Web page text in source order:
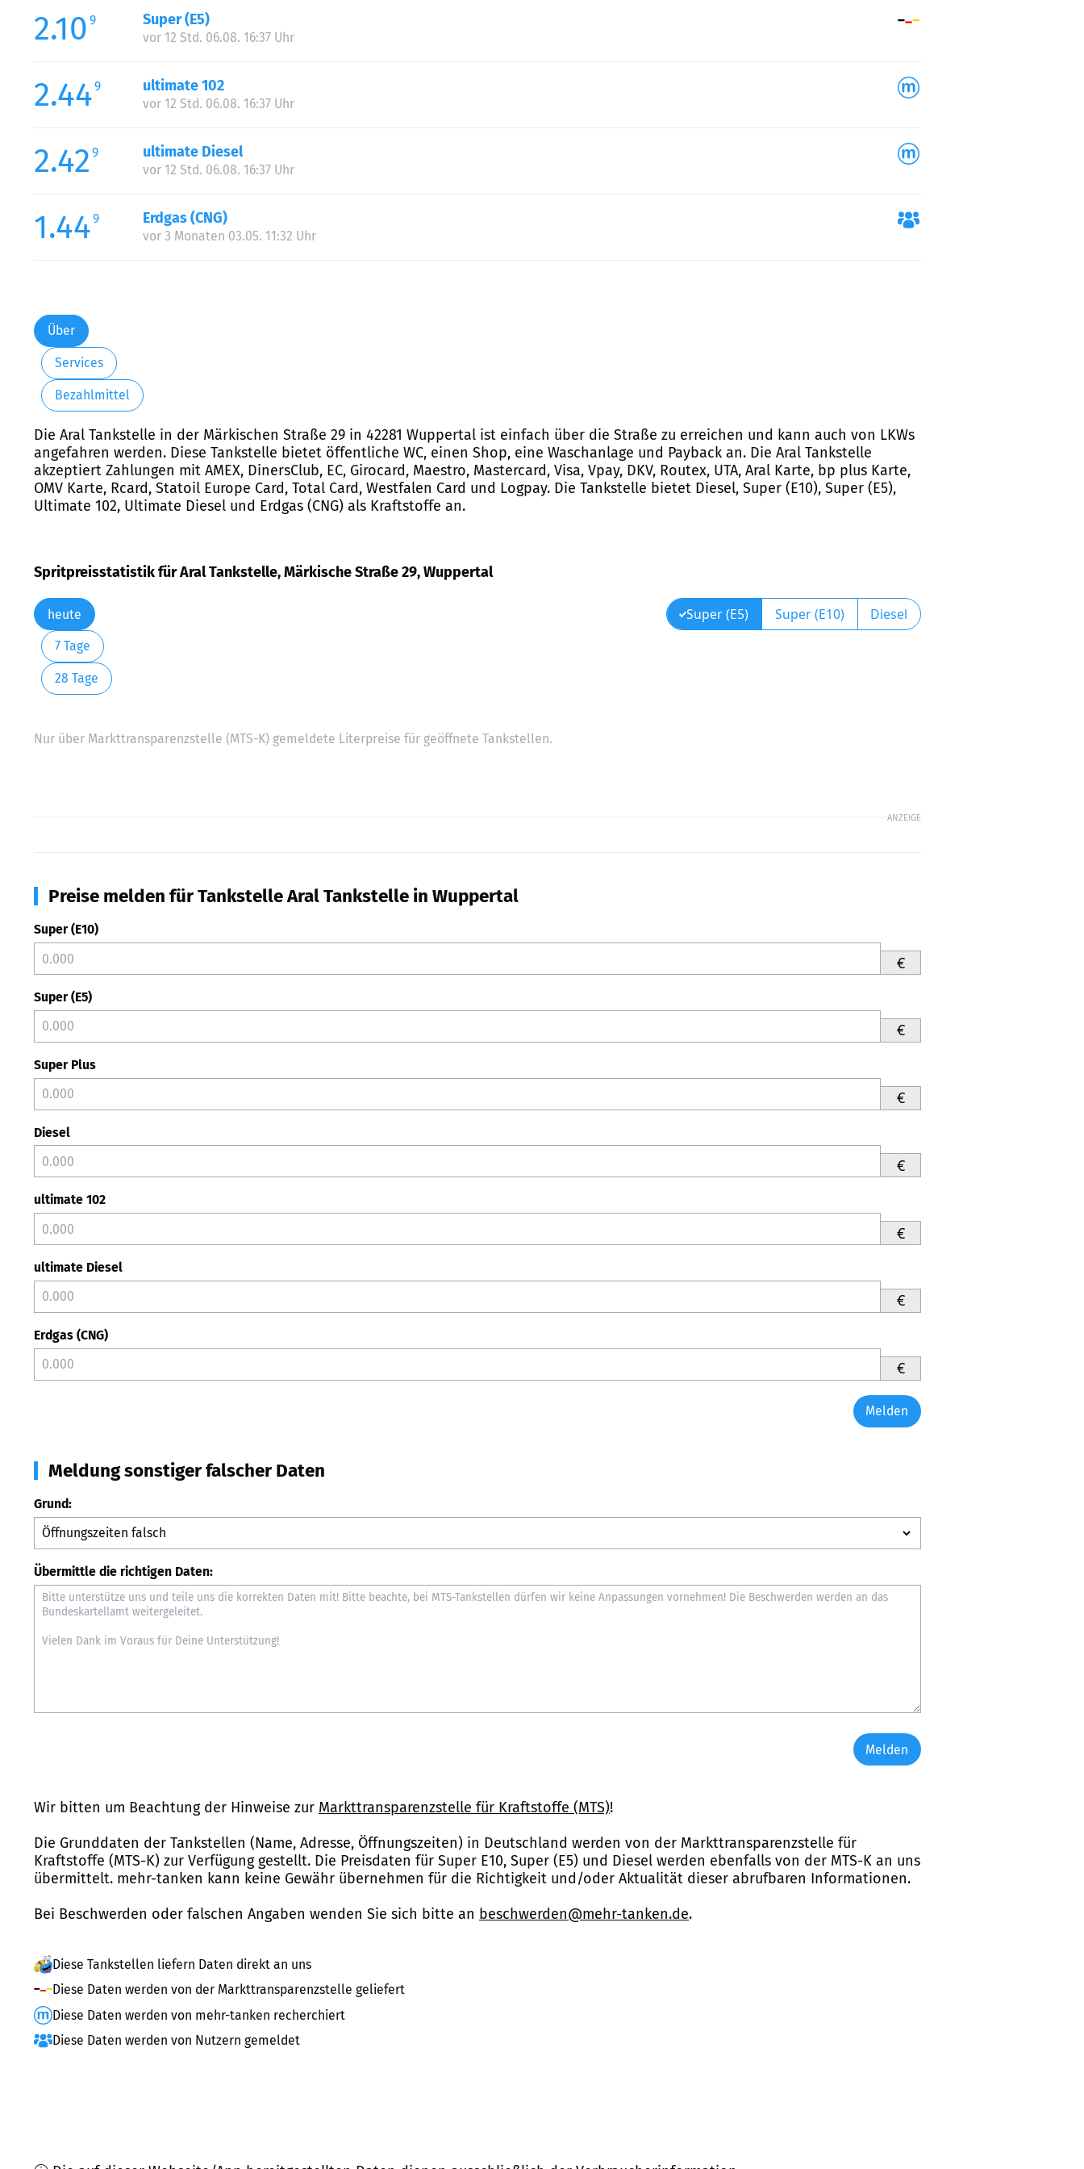
2.10 9 Super (E5)
vor 12 Std. 06.08. 16:37 Uhr
2.449 ultimate 102
vor 12 Std. 06.08. 16:37 Uhr
2.42 9 ultimate Diesel
vor 12 Std. 06.08. 16:37 Uhr
1.449 Erdgas (CNG)
vor 3 Monaten 03.05. 11:32 Uhr
Über
Services
Bezahlmittel
Die Aral Tankstelle in der Märkischen Straße 29 in 42281 Wuppertal ist einfach über die Straße zu erreichen und kann auch von LKWs
angefahren werden. Diese Tankstelle bietet öffentliche WC, einen Shop, eine Waschanlage und Payback an. Die Aral Tankstelle
akzeptiert Zahlungen mit AMEX, DinersClub, EC, Girocard, Maestro, Mastercard, Visa, Vpay, DKV, Routex, UTA, Aral Karte, bp plus Karte,
OMV Karte, Rcard, Statoil Europe Card, Total Card, Westfalen Card und Logpay. Die Tankstelle bietet Diesel, Super (E10), Super (E5),
Ultimate 102, Ultimate Diesel und Erdgas (CNG) als Kraftstoffe an.
Spritpreisstatistik für Aral Tankstelle, Märkische Straße 29, Wuppertal
heute
7 Tage
28 Tage
Super (E5) Super (E10) Diesel
Nur über Markttransparenzstelle (MTS-K) gemeldete Literpreise für geöffnete Tankstellen.
ANZEIGE
Preise melden für Tankstelle Aral Tankstelle in Wuppertal
Super (E10)
€
Super (E5)
€
Super Plus
€
Diesel
€
ultimate 102
€
ultimate Diesel
€
Erdgas (CNG)
€
Melden
Meldung sonstiger falscher Daten
Grund:
Übermittle die richtigen Daten:
Melden
Wir bitten um Beachtung der Hinweise zur Markttransparenzstelle für Kraftstoffe (MTS)!
Die Grunddaten der Tankstellen (Name, Adresse, Öffnungszeiten) in Deutschland werden von der Markttransparenzstelle für
Kraftstoffe (MTS-K) zur Verfügung gestellt. Die Preisdaten für Super E10, Super (E5) und Diesel werden ebenfalls von der MTS-K an uns
übermittelt. mehr-tanken kann keine Gewähr übernehmen für die Richtigkeit und/oder Aktualität dieser abrufbaren Informationen.
Bei Beschwerden oder falschen Angaben wenden Sie sich bitte an beschwerden@mehr-tanken.de.
Diese Tankstellen liefern Daten direkt an uns
Diese Daten werden von der Markttransparenzstelle geliefert
Diese Daten werden von mehr-tanken recherchiert
Diese Daten werden von Nutzern gemeldet